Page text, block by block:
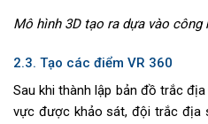
Mô hình 3D tạo ra dựa vào công
2.3. Tạo các điểm VR 360
Sau khi thành lập bản đồ trắc
vực được khảo sát, đội trắc địa